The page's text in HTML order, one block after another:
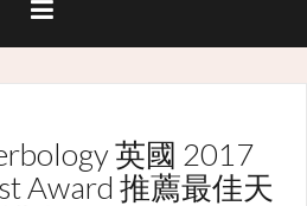
英國 2017
Award 推薦最佳天